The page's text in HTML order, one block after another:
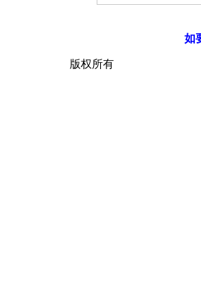
如
版权所有